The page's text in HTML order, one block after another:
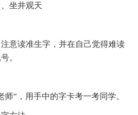
坐井观天
读准生字，并在自己觉得难读
。
”，用手中的字卡考一考同学。